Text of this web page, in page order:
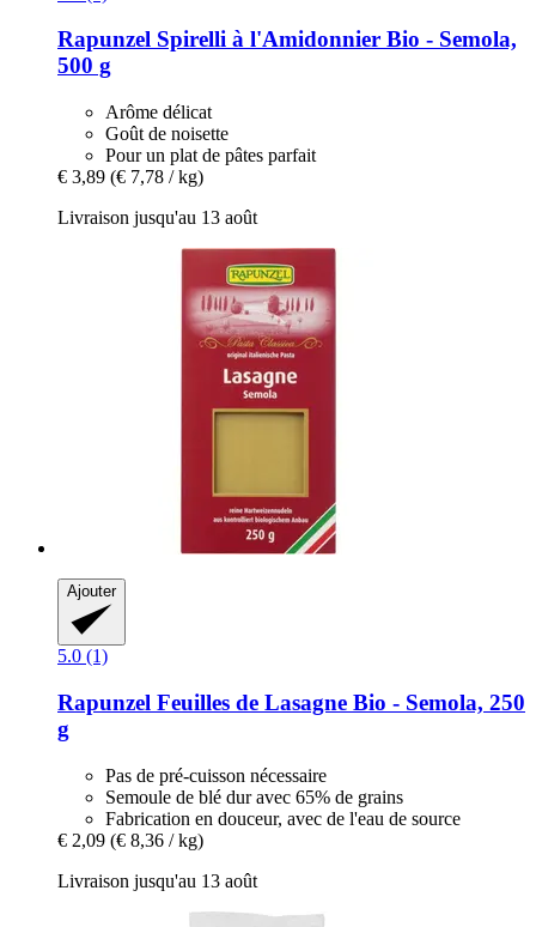
Rapunzel Spirelli à l'Amidonnier Bio -​ Semola,
500 g
Arôme délicat
Goût de noisette
Pour un plat de pâtes parfait
€ 3,89 (€ 7,78 / kg)
Livraison jusqu'au 13 août
Ajouter
5.0 (1)
Rapunzel Feuilles de Lasagne Bio -​ Semola, 250
g
Pas de pré-cuisson nécessaire
Semoule de blé dur avec 65% de grains
Fabrication en douceur, avec de l'eau de source
€ 2,09 (€ 8,36 / kg)
Livraison jusqu'au 13 août